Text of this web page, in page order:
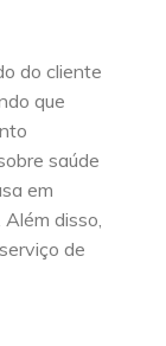
do cliente
que
saúde
em
disso,
de